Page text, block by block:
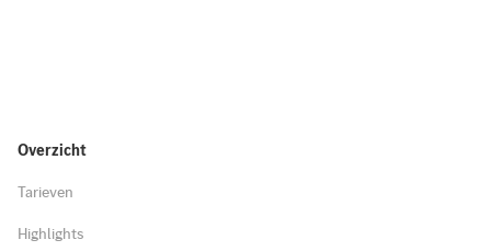
Overzicht
Tarieven
Highlights